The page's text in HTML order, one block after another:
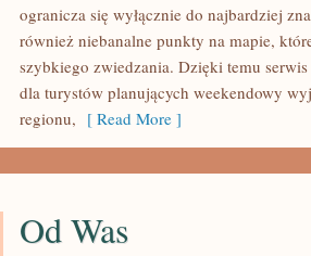
ogranicza się wyłącznie do najbardziej
również niebanalne punkty na mapie,
szybkiego zwiedzania. Dzięki temu
dla turystów planujących weekendowy
regionu, [ Read More ]
Od Was